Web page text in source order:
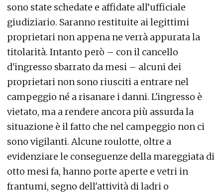
sono state schedate e affidate all’ufficiale
giudiziario. Saranno restituite ai legittimi
proprietari non appena ne verrà appurata la
titolarità. Intanto però – con il cancello
d'ingresso sbarrato da mesi – alcuni dei
proprietari non sono riusciti a entrare nel
campeggio né a risanare i danni. L'ingresso è
vietato, ma a rendere ancora più assurda la
situazione è il fatto che nel campeggio non ci
sono vigilanti. Alcune roulotte, oltre a
evidenziare le conseguenze della mareggiata di
otto mesi fa, hanno porte aperte e vetri in
frantumi, segno dell'attività di ladri o